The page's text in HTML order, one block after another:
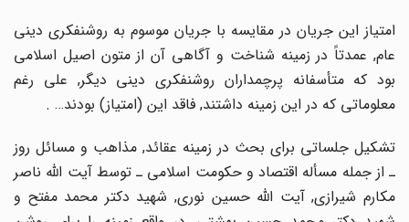
امتیاز این جریان در مقایسه با جریان موسوم به روشنفکرى دینى
عام, عمدتاً در زمینه شناخت و آگاهى آن از متون اصیل اسلامى
بود که متأسفانه پرچمداران روشنفکرى دینى دیگر, على رغم
معلوماتى که در این زمینه داشتند, فاقد این (امتیاز) بودند… .
تشکیل جلساتى براى بحث در زمینه عقائد, مذاهب و مسائل روز
ـ از جمله مسأله اقتصاد و حکومت اسلامى ـ توسط آیت اللّه ناصر
مکارم شیرازى, آیت اللّه حسین نورى, شهید دکتر محمد مفتح و